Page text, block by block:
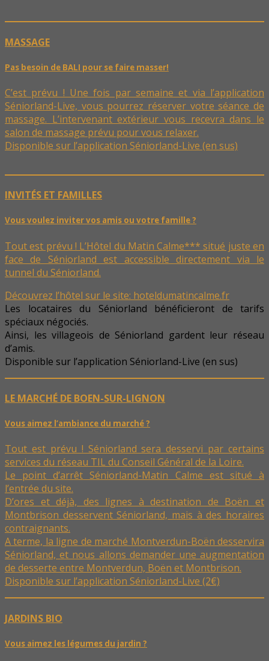
MASSAGE
Pas besoin de BALI pour se faire masser!
C’est prévu ! Une fois par semaine et via l’application
Séniorland-Live, vous pourrez réserver votre séance de
massage. L’intervenant extérieur vous recevra dans le
salon de massage prévu pour vous relaxer.
Disponible sur l’application Séniorland-Live (en sus)
INVITÉS ET FAMILLES
Vous voulez inviter vos amis ou votre famille ?
Tout est prévu ! L’Hôtel du Matin Calme*** situé juste en
face de Séniorland est accessible directement via le
tunnel du Séniorland.
Découvrez l’hôtel sur le site: hoteldumatincalme.fr
Les locataires du Séniorland bénéficieront de tarifs
spéciaux négociés.
Ainsi, les villageois de Séniorland gardent leur réseau
d’amis.
Disponible sur l’application Séniorland-Live (en sus)
LE MARCHÉ DE BOEN-SUR-LIGNON
Vous aimez l’ambiance du marché ?
Tout est prévu ! Séniorland sera desservi par certains
services du réseau TIL du Conseil Général de la Loire.
Le point d’arrêt Séniorland-Matin Calme est situé à
l’entrée du site.
D’ores et déjà, des lignes à destination de Boën et
Montbrison desservent Séniorland, mais à des horaires
contraignants.
A terme, la ligne de marché Montverdun-Boën desservira
Séniorland, et nous allons demander une augmentation
de desserte entre Montverdun, Boën et Montbrison.
Disponible sur l’application Séniorland-Live (2€)
JARDINS BIO
Vous aimez les légumes du jardin ?